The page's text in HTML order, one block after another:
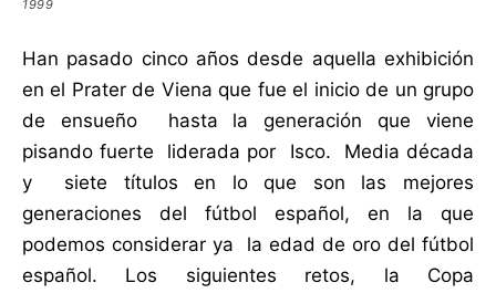
1999
Han pasado cinco años desde aquella exhibición
en el Prater de Viena que fue el inicio de un grupo
de ensueño hasta la generación que viene
pisando fuerte liderada por Isco. Media década
y siete títulos en lo que son las mejores
generaciones del fútbol español, en la que
podemos considerar ya la edad de oro del fútbol
español. Los siguientes retos, la Copa